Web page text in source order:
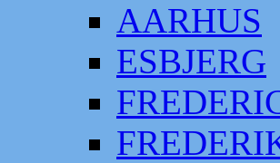
AARHUS
ESBJERG